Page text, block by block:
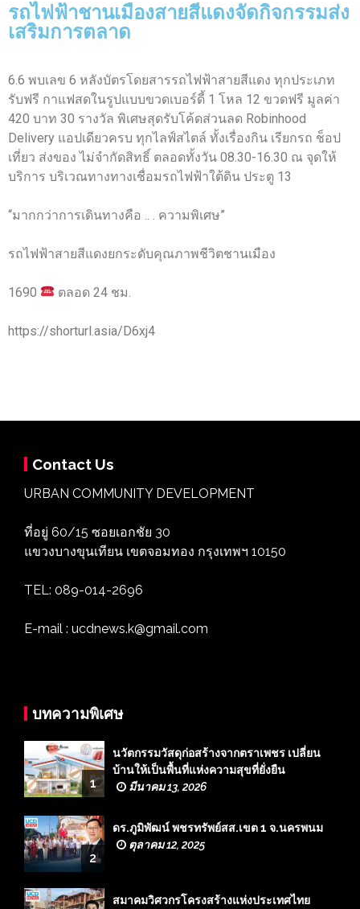
รถไฟฟ้าชานเมืองสายสีแดงจัดกิจกรรมส่ง
เสริมการตลาด
6.6 พบเลข 6 หลังบัตรโดยสารรถไฟฟ้าสายสีแดง ทุกประเภท
รับฟรี กาแฟสดในรูปแบบขวดเบอร์ดี้ 1 โหล 12 ขวดฟรี มูลค่า
420 บาท 30 รางวัล พิเศษสุดรับโค้ดส่วนลด Robinhood
Delivery แอปเดียวครบ ทุกไลฟ์สไตล์ ทั้งเรื่องกิน เรียกรถ ช็อป
เที่ยว ส่งของ ไม่จำกัดสิทธิ์ ตลอดทั้งวัน 08.30-16.30 ณ จุดให้
บริการ บริเวณทางทางเชื่อมรถไฟฟ้าใต้ดิน ประตู 13
“มากกว่าการเดินทางคือ .. . ความพิเศษ”
รถไฟฟ้าสายสีแดงยกระดับคุณภาพชีวิตชานเมือง
1690 ตลอด 24 ชม.
https://shorturl.asia/D6xj4
Contact Us
URBAN COMMUNITY DEVELOPMENT
ที่อยู่ 60/15 ซอยเอกชัย 30
แขวงบางขุนเทียน เขตจอมทอง กรุงเทพฯ 10150
TEL: 089-014-2696
E-mail : ucdnews.k@gmail.com
บทความพิเศษ
1
นวัตกรรมวัสดุก่อสร้างจากตราเพชร เปลี่ยน
บ้านให้เป็นพื้นที่แห่งความสุขที่ยั่งยืน
มีนาคม 13, 2026
2
ดร.ภูมิพัฒน์ พชรทรัพย์สส.เขต 1 จ.นครพนม
ตุลาคม 12, 2025
สมาคมวิศวกรโครงสร้างแห่งประเทศไทย